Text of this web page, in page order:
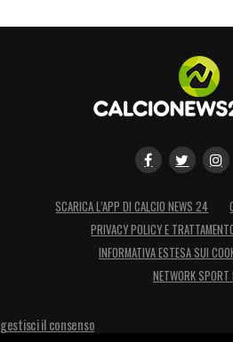
SCARICA L’APP DI CALCIO NEWS 24
PRIVACY POLICY E
INFORMATIVA ESTESA SUI
NETWORK SPORT
gestisci il consenso